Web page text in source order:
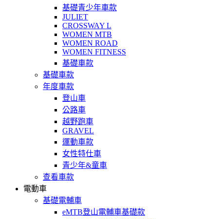
基礎青少年車款
JULIET
CROSSWAY L
WOMEN MTB
WOMEN ROAD
WOMEN FITNESS
基礎車款
基礎車款
年度車款
登山車
公路車
越野跑車
GRAVEL
運動車款
女性特仕車
青少年&童車
查看車款
電動車
基礎電輔車
eMTB登山電輔車基礎款